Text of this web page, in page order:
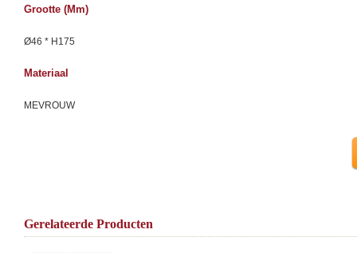
Grootte (mm)
Ø46 * H175
Materiaal
MEVROUW
Gerelateerde Producten